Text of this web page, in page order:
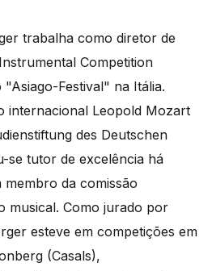
trabalha como diretor de
Competition
Festival" na Itália.
internacional Leopold Mozart
des Deutschen
se tutor de excelência há
da comissão
musical. Como jurado por
esteve em competições em
(Casals),